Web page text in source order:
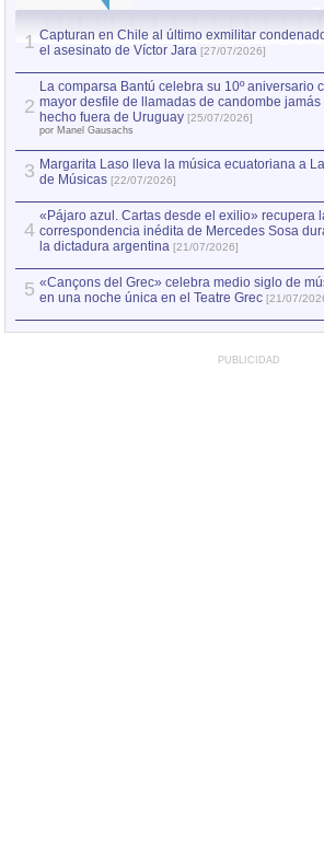
1 Capturan en Chile al último exmilitar
el asesinato de Víctor Jara [27/07/2026]
2
La comparsa Bantú celebra su 10º aniversario
mayor desfile de llamadas de candombe jamás
hecho fuera de Uruguay [25/07/2026]
por Manel Gausachs
3 Margarita Laso lleva la música ecuatoriana a
de Músicas [22/07/2026]
4
«Pájaro azul. Cartas desde el exilio» recupera
correspondencia inédita de Mercedes Sosa
la dictadura argentina [21/07/2026]
5 «Cançons del Grec» celebra medio siglo de
en una noche única en el Teatre Grec [21/07/
PUBLICIDAD